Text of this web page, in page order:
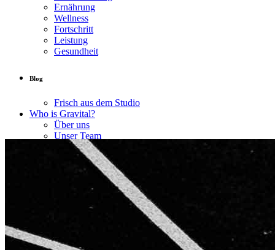
Ernährung
Wellness
Fortschritt
Leistung
Gesundheit
Blog
Frisch aus dem Studio
Who is Gravital?
Über uns
Unser Team
AGB
Impressum
Datenschutzerklärung
Starke Partner für starke Ergebnisse